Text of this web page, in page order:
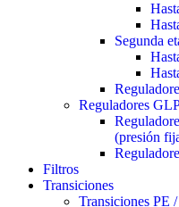
Segunda
Reguladores
(presión
Filtros
Transiciones
Transiciones PE